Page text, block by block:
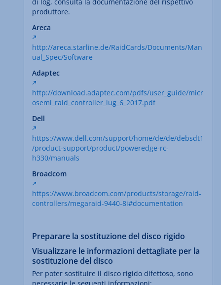
produttore.
Areca
http://areca.starline.de/RaidCards/Documents/Man
ual_Spec/Software
Adaptec
http://download.adaptec.com/pdfs/user_guide/micr
osemi_raid_controller_iug_6_2017.pdf
Dell
https://www.dell.com/support/home/de/de/debsdt1
/product-support/product/poweredge-rc-
h330/manuals
Broadcom
https://www.broadcom.com/products/storage/raid-
controllers/megaraid-9440-8i#documentation
Preparare la sostituzione del disco rigido
Visualizzare le informazioni dettagliate per la
sostituzione del disco
Per poter sostituire il disco rigido difettoso, sono